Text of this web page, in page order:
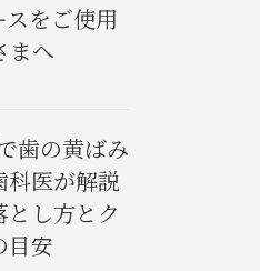
スをご使用
まへ
歯の黄ばみ
科医が解説
とし方とク
目安